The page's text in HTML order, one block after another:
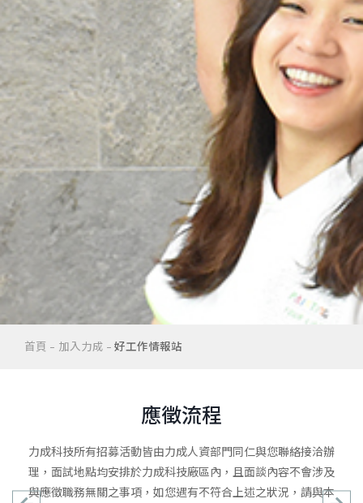
首頁 加入力成 好工作情報站
應徵流程
力成科技所有招募活動皆由力成人資部門同仁與您聯絡接洽辦
理，面試地點均安排於力成科技廠區內，且面談內容不會涉及
與應徵職務無關之事項，如您遇有不符合上述之狀況，請與本